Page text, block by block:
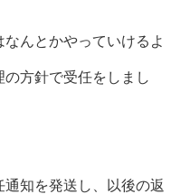
んとかやっていけるよ
方針で受任をしまし
知を発送し、以後の返